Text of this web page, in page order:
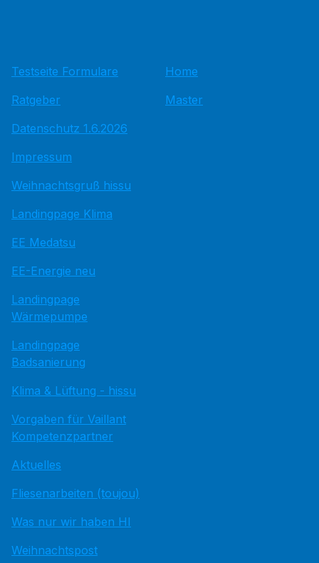
Testseite Formulare
Ratgeber
Datenschutz 1.6.2026
Impressum
Weihnachtsgruß hissu
Landingpage Klima
EE Medatsu
EE-Energie neu
Landingpage
Wärmepumpe
Landingpage
Badsanierung
Klima & Lüftung - hissu
Vorgaben für Vaillant
Kompetenzpartner
Aktuelles
Fliesenarbeiten (toujou)
Was nur wir haben HI
Weihnachtspost
Home
Master